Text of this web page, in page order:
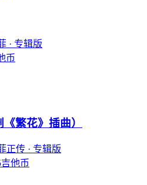
· 专辑版
币
《繁花》插曲）
正传 · 专辑版
他币